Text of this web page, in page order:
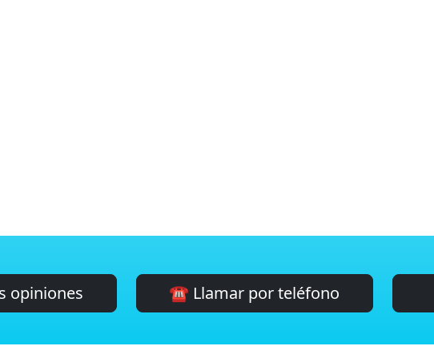
opiniones ☎️ Llamar por teléfono